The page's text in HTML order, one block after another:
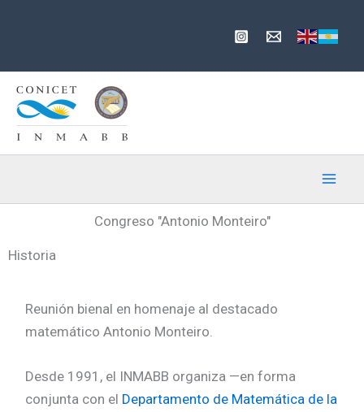
Congreso "Antonio Monteiro"
Historia
Reunión bienal en homenaje al destacado
matemático Antonio Monteiro.
Desde 1991, el INMABB organiza —en forma
conjunta con el Departamento de Matemática de la